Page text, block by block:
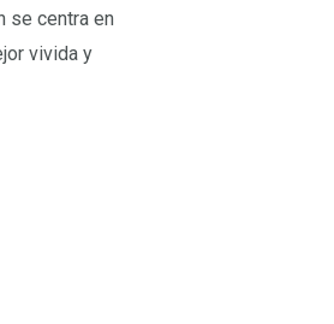
se centra en
vivida y